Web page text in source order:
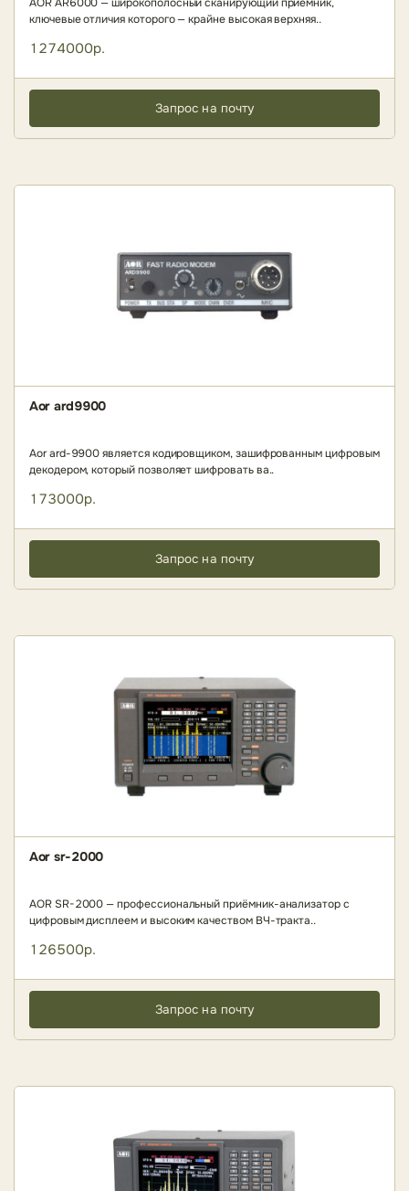
ключевые отличия которого — крайне высокая верхняя..
1274000р.
Запрос на почту
Aor ard9900
Aor ard-9900 является кодировщиком, зашифрованным цифровым
декодером, который позволяет шифровать ва..
173000р.
Запрос на почту
Aor sr-2000
AOR SR-2000 — профессиональный приёмник-анализатор с
цифровым дисплеем и высоким качеством ВЧ-тракта..
126500р.
Запрос на почту